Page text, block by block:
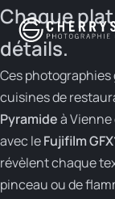
Panneau de
Chaque
détails.
Ces
cuisines de
Pyramideà Vienne
avec leFujifilm
révèlent chaque
pinceau ou de